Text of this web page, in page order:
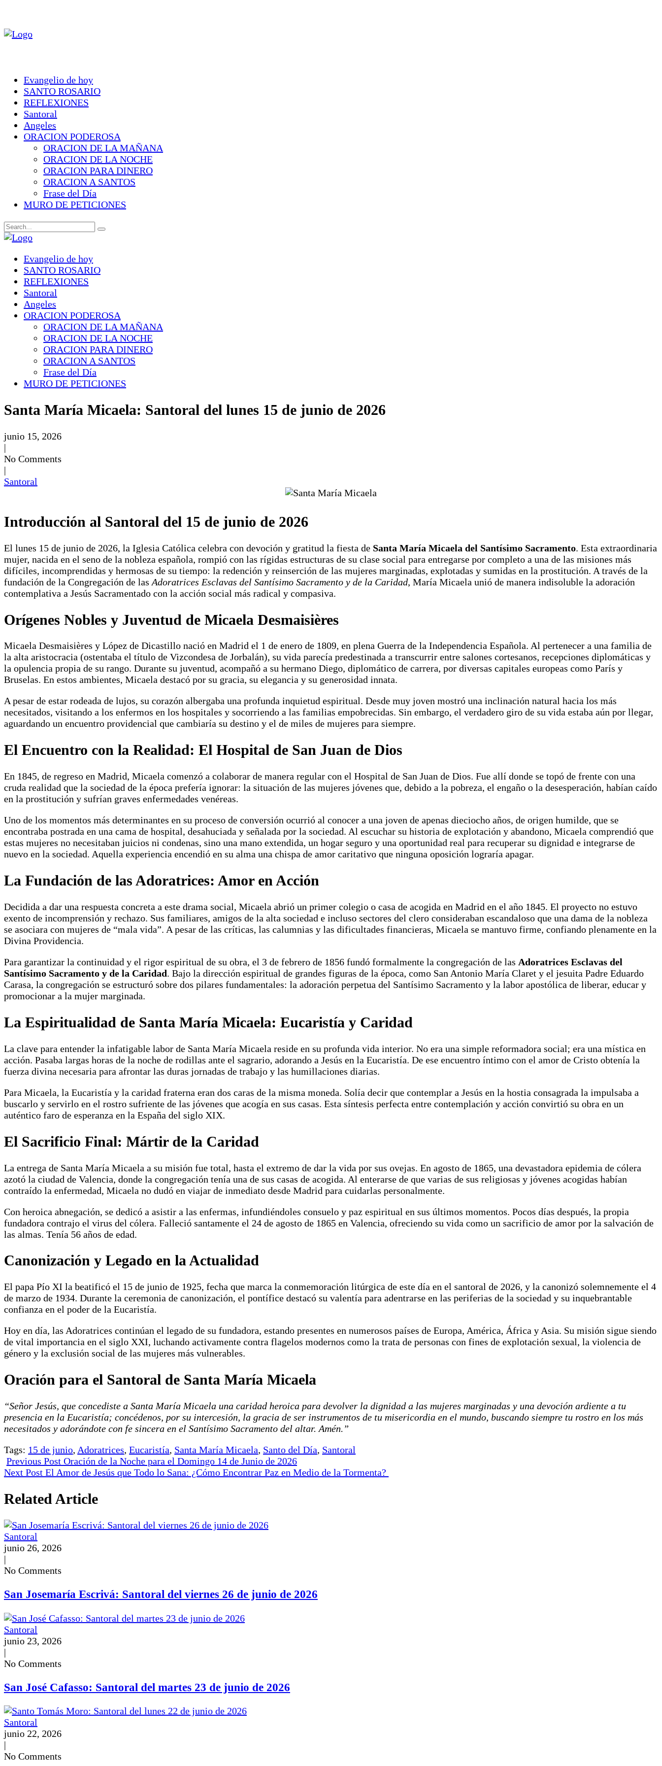
Evangelio de hoy
SANTO ROSARIO
REFLEXIONES
Santoral
Angeles
ORACION PODEROSA
ORACION DE LA MAÑANA
ORACION DE LA NOCHE
ORACION PARA DINERO
ORACION A SANTOS
Frase del Día
MURO DE PETICIONES
Evangelio de hoy
SANTO ROSARIO
REFLEXIONES
Santoral
Angeles
ORACION PODEROSA
ORACION DE LA MAÑANA
ORACION DE LA NOCHE
ORACION PARA DINERO
ORACION A SANTOS
Frase del Día
MURO DE PETICIONES
Santa María Micaela: Santoral del lunes 15 de junio de 2026
junio 15, 2026
|
No Comments
|
Santoral
Introducción al Santoral del 15 de junio de 2026
El lunes 15 de junio de 2026, la Iglesia Católica celebra con devoción y gratitud la fiesta de Santa María Micaela del Santísimo Sacramento. Esta extraordinaria
mujer, nacida en el seno de la nobleza española, rompió con las rígidas estructuras de su clase social para entregarse por completo a una de las misiones más
difíciles, incomprendidas y hermosas de su tiempo: la redención y reinserción de las mujeres marginadas, explotadas y sumidas en la prostitución. A través de la
fundación de la Congregación de las Adoratrices Esclavas del Santísimo Sacramento y de la Caridad, María Micaela unió de manera indisoluble la adoración
contemplativa a Jesús Sacramentado con la acción social más radical y compasiva.
Orígenes Nobles y Juventud de Micaela Desmaisières
Micaela Desmaisières y López de Dicastillo nació en Madrid el 1 de enero de 1809, en plena Guerra de la Independencia Española. Al pertenecer a una familia de
la alta aristocracia (ostentaba el título de Vizcondesa de Jorbalán), su vida parecía predestinada a transcurrir entre salones cortesanos, recepciones diplomáticas y
la opulencia propia de su rango. Durante su juventud, acompañó a su hermano Diego, diplomático de carrera, por diversas capitales europeas como París y
Bruselas. En estos ambientes, Micaela destacó por su gracia, su elegancia y su generosidad innata.
A pesar de estar rodeada de lujos, su corazón albergaba una profunda inquietud espiritual. Desde muy joven mostró una inclinación natural hacia los más
necesitados, visitando a los enfermos en los hospitales y socorriendo a las familias empobrecidas. Sin embargo, el verdadero giro de su vida estaba aún por llegar,
aguardando un encuentro providencial que cambiaría su destino y el de miles de mujeres para siempre.
El Encuentro con la Realidad: El Hospital de San Juan de Dios
En 1845, de regreso en Madrid, Micaela comenzó a colaborar de manera regular con el Hospital de San Juan de Dios. Fue allí donde se topó de frente con una
cruda realidad que la sociedad de la época prefería ignorar: la situación de las mujeres jóvenes que, debido a la pobreza, el engaño o la desesperación, habían caído
en la prostitución y sufrían graves enfermedades venéreas.
Uno de los momentos más determinantes en su proceso de conversión ocurrió al conocer a una joven de apenas dieciocho años, de origen humilde, que se
encontraba postrada en una cama de hospital, desahuciada y señalada por la sociedad. Al escuchar su historia de explotación y abandono, Micaela comprendió que
estas mujeres no necesitaban juicios ni condenas, sino una mano extendida, un hogar seguro y una oportunidad real para recuperar su dignidad e integrarse de
nuevo en la sociedad. Aquella experiencia encendió en su alma una chispa de amor caritativo que ninguna oposición lograría apagar.
La Fundación de las Adoratrices: Amor en Acción
Decidida a dar una respuesta concreta a este drama social, Micaela abrió un primer colegio o casa de acogida en Madrid en el año 1845. El proyecto no estuvo
exento de incomprensión y rechazo. Sus familiares, amigos de la alta sociedad e incluso sectores del clero consideraban escandaloso que una dama de la nobleza
se asociara con mujeres de “mala vida”. A pesar de las críticas, las calumnias y las dificultades financieras, Micaela se mantuvo firme, confiando plenamente en la
Divina Providencia.
Para garantizar la continuidad y el rigor espiritual de su obra, el 3 de febrero de 1856 fundó formalmente la congregación de las Adoratrices Esclavas del
Santísimo Sacramento y de la Caridad. Bajo la dirección espiritual de grandes figuras de la época, como San Antonio María Claret y el jesuita Padre Eduardo
Carasa, la congregación se estructuró sobre dos pilares fundamentales: la adoración perpetua del Santísimo Sacramento y la labor apostólica de liberar, educar y
promocionar a la mujer marginada.
La Espiritualidad de Santa María Micaela: Eucaristía y Caridad
La clave para entender la infatigable labor de Santa María Micaela reside en su profunda vida interior. No era una simple reformadora social; era una mística en
acción. Pasaba largas horas de la noche de rodillas ante el sagrario, adorando a Jesús en la Eucaristía. De ese encuentro íntimo con el amor de Cristo obtenía la
fuerza divina necesaria para afrontar las duras jornadas de trabajo y las humillaciones diarias.
Para Micaela, la Eucaristía y la caridad fraterna eran dos caras de la misma moneda. Solía decir que contemplar a Jesús en la hostia consagrada la impulsaba a
buscarlo y servirlo en el rostro sufriente de las jóvenes que acogía en sus casas. Esta síntesis perfecta entre contemplación y acción convirtió su obra en un
auténtico faro de esperanza en la España del siglo XIX.
El Sacrificio Final: Mártir de la Caridad
La entrega de Santa María Micaela a su misión fue total, hasta el extremo de dar la vida por sus ovejas. En agosto de 1865, una devastadora epidemia de cólera
azotó la ciudad de Valencia, donde la congregación tenía una de sus casas de acogida. Al enterarse de que varias de sus religiosas y jóvenes acogidas habían
contraído la enfermedad, Micaela no dudó en viajar de inmediato desde Madrid para cuidarlas personalmente.
Con heroica abnegación, se dedicó a asistir a las enfermas, infundiéndoles consuelo y paz espiritual en sus últimos momentos. Pocos días después, la propia
fundadora contrajo el virus del cólera. Falleció santamente el 24 de agosto de 1865 en Valencia, ofreciendo su vida como un sacrificio de amor por la salvación de
las almas. Tenía 56 años de edad.
Canonización y Legado en la Actualidad
El papa Pío XI la beatificó el 15 de junio de 1925, fecha que marca la conmemoración litúrgica de este día en el santoral de 2026, y la canonizó solemnemente el 4
de marzo de 1934. Durante la ceremonia de canonización, el pontífice destacó su valentía para adentrarse en las periferias de la sociedad y su inquebrantable
confianza en el poder de la Eucaristía.
Hoy en día, las Adoratrices continúan el legado de su fundadora, estando presentes en numerosos países de Europa, América, África y Asia. Su misión sigue siendo
de vital importancia en el siglo XXI, luchando activamente contra flagelos modernos como la trata de personas con fines de explotación sexual, la violencia de
género y la exclusión social de las mujeres más vulnerables.
Oración para el Santoral de Santa María Micaela
“Señor Jesús, que concediste a Santa María Micaela una caridad heroica para devolver la dignidad a las mujeres marginadas y una devoción ardiente a tu
presencia en la Eucaristía; concédenos, por su intercesión, la gracia de ser instrumentos de tu misericordia en el mundo, buscando siempre tu rostro en los más
necesitados y adorándote con fe sincera en el Santísimo Sacramento del altar. Amén.”
Tags: 15 de junio, Adoratrices, Eucaristía, Santa María Micaela, Santo del Día, Santoral
Previous Post Oración de la Noche para el Domingo 14 de Junio de 2026
Next Post El Amor de Jesús que Todo lo Sana: ¿Cómo Encontrar Paz en Medio de la Tormenta?
Related Article
Santoral
junio 26, 2026
|
No Comments
San Josemaría Escrivá: Santoral del viernes 26 de junio de 2026
Santoral
junio 23, 2026
|
No Comments
San José Cafasso: Santoral del martes 23 de junio de 2026
Santoral
junio 22, 2026
|
No Comments